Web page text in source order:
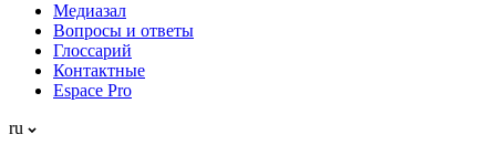
Медиазал
Вопросы и ответы
Глоссарий
Контактные
Espace Pro
ru